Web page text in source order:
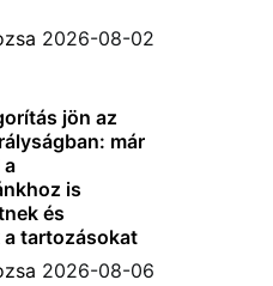
2026-08-02
jön az
már
a
is
és
tartozásokat
2026-08-06